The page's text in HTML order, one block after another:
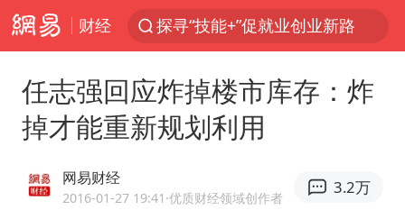
财经
探寻“技能+”促就业创业新路
店主遭女子“鬼手”换钞
美国退回1000亿美元关税
维持强台风级！白海豚直奔华东沿海
任志强回应炸掉楼市库存：炸
掉才能重新规划利用
网易财经
2016-01-27 19:41 ·优质财经领域创作者
3.2万